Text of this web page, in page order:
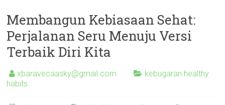
Membangun Kebiasaan Sehat:
Perjalanan Seru Menuju Versi
Terbaik Diri Kita
xbaravecaasky@gmail.com
kebugaran healthy
habits